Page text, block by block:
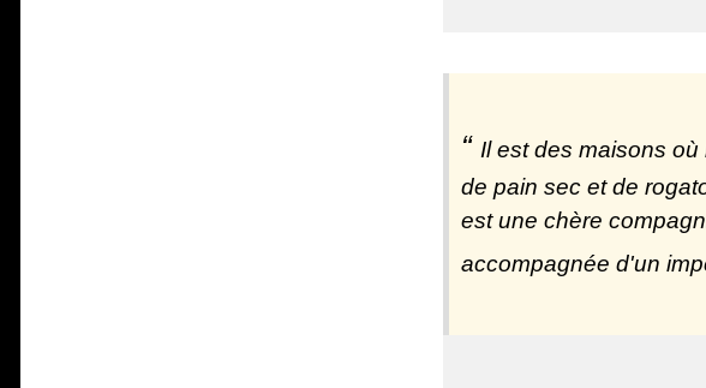
Il est des maisons
de pain sec et de
est une chère
accompagnée d'un